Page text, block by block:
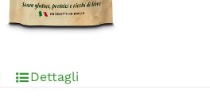
Dettagli